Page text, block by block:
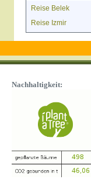
Reise Belek
Reise Izmir
Nachhaltigkeit: